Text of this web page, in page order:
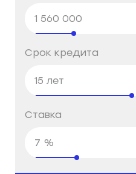
Срок кредита
Ставка